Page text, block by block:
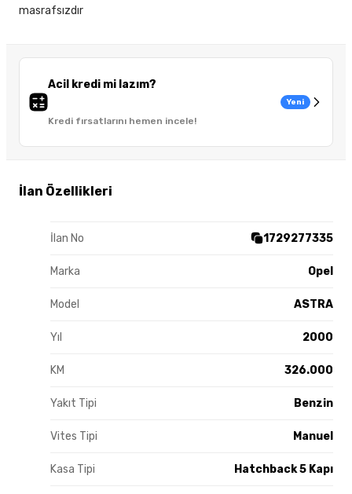
Acil kredi mi lazım?
Kredi fırsatlarını hemen incele!
Yeni
İlan Özellikleri
İlan No 1729277335
Marka Opel
Model ASTRA
Yıl 2000
KM 326.000
Yakıt Tipi Benzin
Vites Tipi Manuel
Kasa Tipi Hatchback 5 Kapı
masrafsızdır